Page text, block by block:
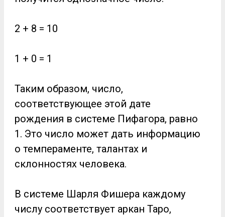
2 + 8 = 10
1 + 0 = 1
Таким образом, число,
соответствующее этой дате
рождения в системе Пифагора, равно
1. Это число может дать информацию
о темпераменте, талантах и
склонностях человека.
В системе Шарля Фишера каждому
числу соответствует аркан Таро,